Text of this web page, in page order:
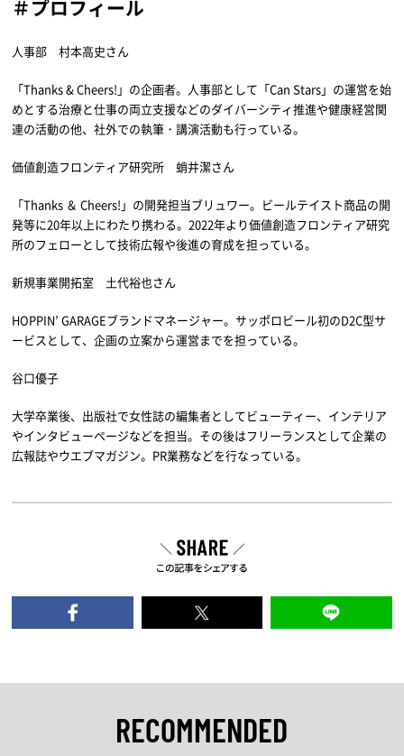
＃プロフィール
人事部 村本高史さん
「Thanks & Cheers!」の企画者。人事部として「Can Stars」の運営を始
めとする治療と仕事の両立支援などのダイバーシティ推進や健康経営関
連の活動の他、社外での執筆・講演活動も行っている。
価値創造フロンティア研究所 蛸井潔さん
「Thanks ＆ Cheers!」の開発担当ブリュワー。ビールテイスト商品の開
発等に20年以上にわたり携わる。2022年より価値創造フロンティア研究
所のフェローとして技術広報や後進の育成を担っている。
新規事業開拓室 土代裕也さん
HOPPIN’ GARAGEブランドマネージャー。サッポロビール初のD2C型サ
ービスとして、企画の立案から運営までを担っている。
谷口優子
大学卒業後、出版社で女性誌の編集者としてビューティー、インテリア
やインタビューページなどを担当。その後はフリーランスとして企業の
広報誌やウエブマガジン。PR業務などを行なっている。
RECOMMENDED